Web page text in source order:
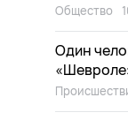
Общество
Один